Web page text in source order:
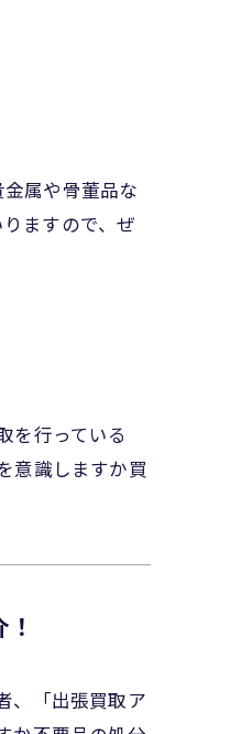
属や骨董品な
ますので、ぜ
を行っている
意識しますか買
、「出張買取ア